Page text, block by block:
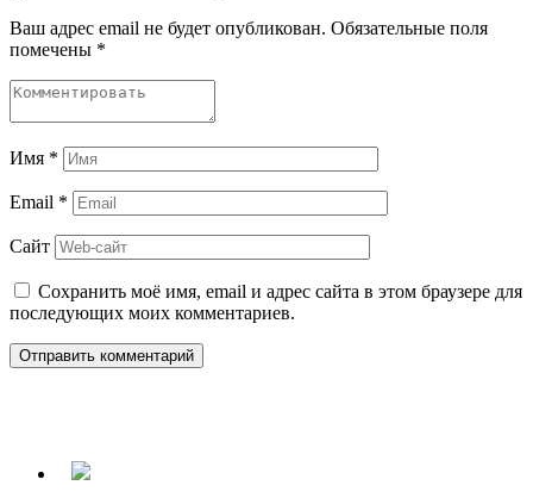
Ваш адрес email не будет опубликован. Обязательные поля
помечены *
Имя *
Email *
Сайт
Сохранить моё имя, email и адрес сайта в этом браузере для
последующих моих комментариев.